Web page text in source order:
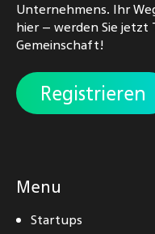
Unternehmens. Ihr
hier – werden Sie jetzt
Gemeinschaft!
Registrieren
Menu
Startups